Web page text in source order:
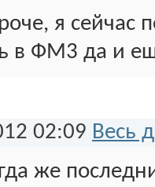
я сейчас
в ФМ3 да и
02:09 Весь
же